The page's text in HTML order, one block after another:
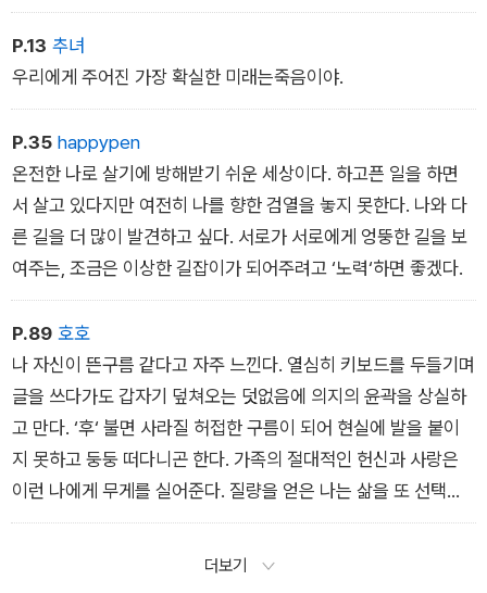
P.13 추녀
우리에게 주어진 가장 확실한 미래는죽음이야.
P.35 happypen
온전한 나로 살기에 방해받기 쉬운 세상이다. 하고픈 일을 하면
서 살고 있다지만 여전히 나를 향한 검열을 놓지 못한다. 나와 다
른 길을 더 많이 발견하고 싶다. 서로가 서로에게 엉뚱한 길을 보
여주는, 조금은 이상한 길잡이가 되어주려고 ‘노력‘하면 좋겠다.
P.89 호호
나 자신이 뜬구름 같다고 자주 느낀다. 열심히 키보드를 두들기며
글을 쓰다가도 갑자기 덮쳐오는 덧없음에 의지의 윤곽을 상실하
고 만다. ‘후‘ 불면 사라질 허접한 구름이 되어 현실에 발을 붙이
지 못하고 둥둥 떠다니곤 한다. 가족의 절대적인 헌신과 사랑은
이런 나에게 무게를 실어준다. 질량을 얻은 나는 삶을 또 선택한
다.
더보기